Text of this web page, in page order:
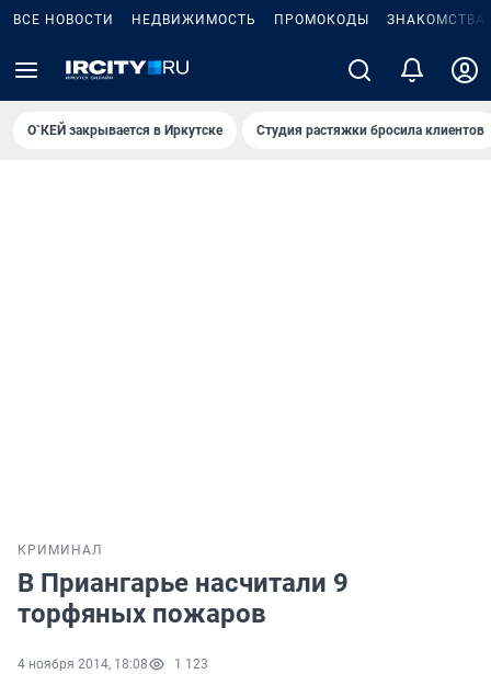
ВСЕ НОВОСТИ НЕДВИЖИМОСТЬ ПРОМОКОДЫ ЗНАКОМСТВА
О`КЕЙ закрывается в Иркутске Студия растяжки бросила клиентов
КРИМИНАЛ
В Приангарье насчитали 9
торфяных пожаров
4 ноября 2014, 18:08 1 123